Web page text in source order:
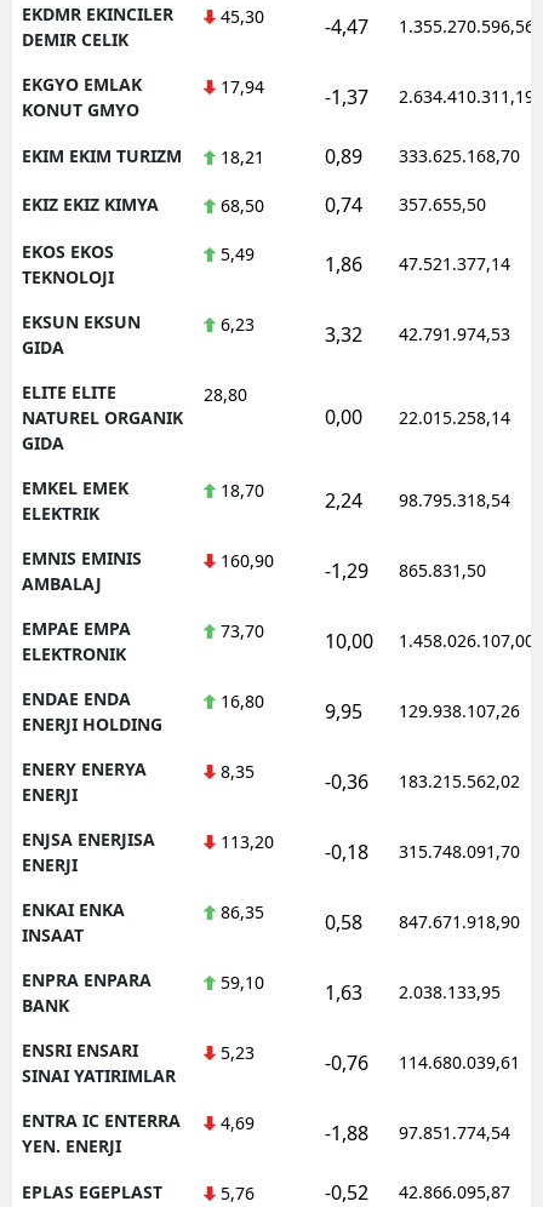
EKDMR EKINCILER
DEMIR CELIK
45,30 -4,47 1.355.270.596,56
EKGYO EMLAK
KONUT GMYO
17,94 -1,37 2.634.410.311,19
EKIM EKIM TURIZM 18,21 0,89 333.625.168,70
EKIZ EKIZ KIMYA 68,50 0,74 357.655,50
EKOS EKOS
TEKNOLOJI
5,49 1,86 47.521.377,14
EKSUN EKSUN
GIDA
6,23 3,32 42.791.974,53
ELITE ELITE
NATUREL ORGANIK
GIDA
28,80
0,00 22.015.258,14
EMKEL EMEK
ELEKTRIK
18,70 2,24 98.795.318,54
EMNIS EMINIS
AMBALAJ
160,90 -1,29 865.831,50
EMPAE EMPA
ELEKTRONIK
73,70 10,00 1.458.026.107,00
ENDAE ENDA
ENERJI HOLDING
16,80 9,95 129.938.107,26
ENERY ENERYA
ENERJI
8,35 -0,36 183.215.562,02
ENJSA ENERJISA
ENERJI
113,20 -0,18 315.748.091,70
ENKAI ENKA
INSAAT
86,35 0,58 847.671.918,90
ENPRA ENPARA
BANK
59,10 1,63 2.038.133,95
ENSRI ENSARI
SINAI YATIRIMLAR
5,23 -0,76 114.680.039,61
ENTRA IC ENTERRA
YEN. ENERJI
4,69 -1,88 97.851.774,54
EPLAS EGEPLAST 5,76 -0,52 42.866.095,87